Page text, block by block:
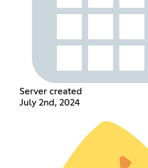
Server created
July 2nd, 2024